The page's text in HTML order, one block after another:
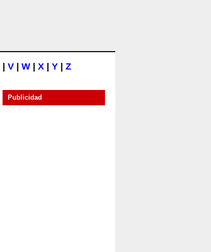
V W X Y Z
Publicidad